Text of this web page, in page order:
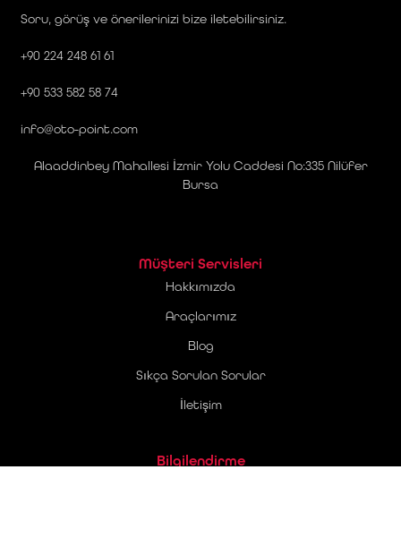
Soru, görüş ve önerilerinizi bize iletebilirsiniz.
+90 224 248 61 61
+90 533 582 58 74
info@oto-point.com
Alaaddinbey Mahallesi İzmir Yolu Caddesi No:335 Nilüfer
Bursa
Müşteri Servisleri
Hakkımızda
Araçlarımız
Blog
Sıkça Sorulan Sorular
İletişim
Bilgilendirme